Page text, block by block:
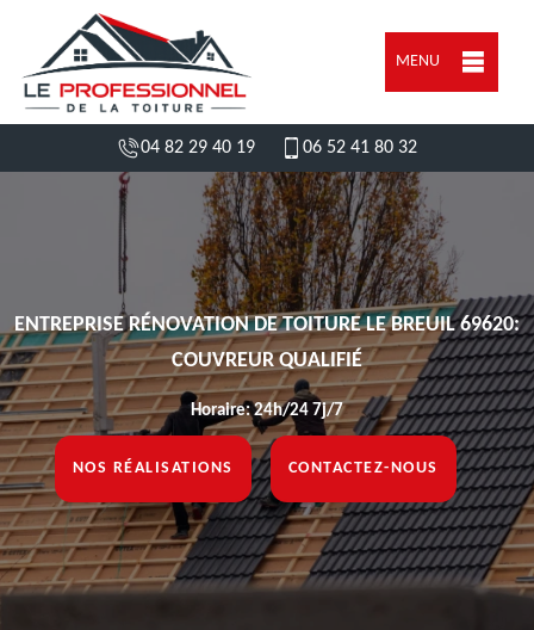
MENU
04 82 29 40 19 06 52 41 80 32
ENTREPRISE RÉNOVATION DE TOITURE LE BREUIL 69620:
COUVREUR QUALIFIÉ
Horaire: 24h/24 7j/7
NOS RÉALISATIONS CONTACTEZ-NOUS